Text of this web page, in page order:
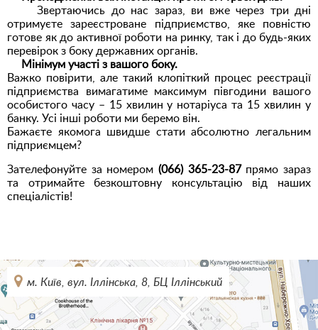
Звертаючись до нас зараз, ви вже через три дні
отримуєте зареєстроване підприємство, яке повністю
готове як до активної роботи на ринку, так і до будь-яких
перевірок з боку державних органів.
Мінімум участі з вашого боку.
Важко повірити, але такий клопіткий процес реєстрації
підприємства вимагатиме максимум півгодини вашого
особистого часу – 15 хвилин у нотаріуса та 15 хвилин у
банку. Усі інші роботи ми беремо він.
Бажаєте якомога швидше стати абсолютно легальним
підприємцем?
Зателефонуйте за номером (066) 365-23-87прямо зараз
та отримайте безкоштовну консультацію від наших
спеціалістів!
м. Київ, вул. Іллінська, 8, БЦ Іллінський